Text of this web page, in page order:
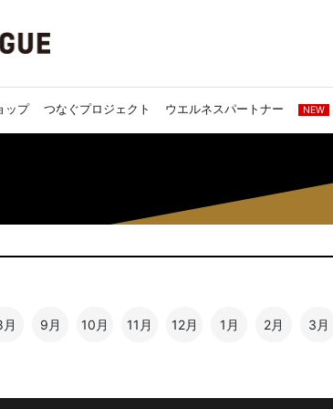
ップ つなぐプロジェクト ウエルネスパートナー NEW
月 9月 10月 11月 12月 1月 2月 3月